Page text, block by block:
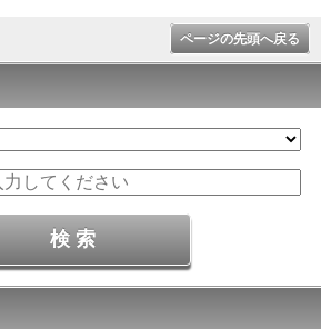
ページの先頭へ戻る